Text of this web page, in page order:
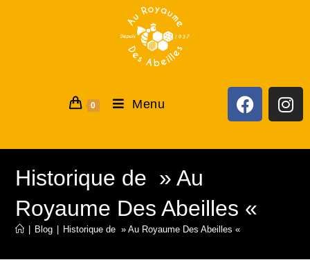
0 Menu
Historique de » Au
Royaume Des Abeilles «
Blog Historique de » Au Royaume Des Abeilles «